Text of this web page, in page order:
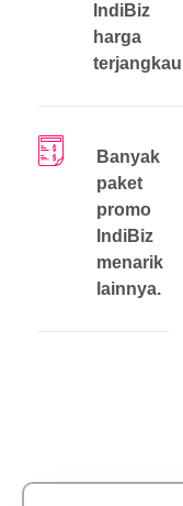
IndiBiz
harga
terjangkau
Banyak
paket
promo
IndiBiz
menarik
lainnya.